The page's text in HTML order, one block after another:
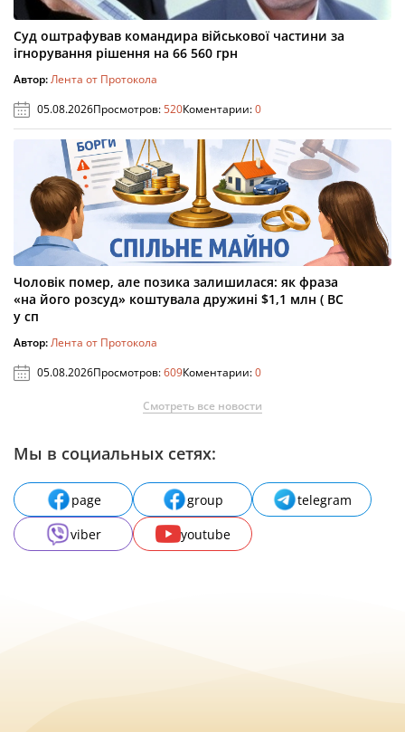
Суд оштрафував командира військової частини за
ігнорування рішення на 66 560 грн
Автор:Лента от Протокола
05.08.2026Просмотров:520Коментарии:0
Чоловік помер, але позика залишилася: як фраза
«на його розсуд» коштувала дружині $1,1 млн ( ВС
у сп
Автор:Лента от Протокола
05.08.2026Просмотров:609Коментарии:0
Смотреть все новости
Мы в социальных сетях:
page group
telegram
viber
youtube